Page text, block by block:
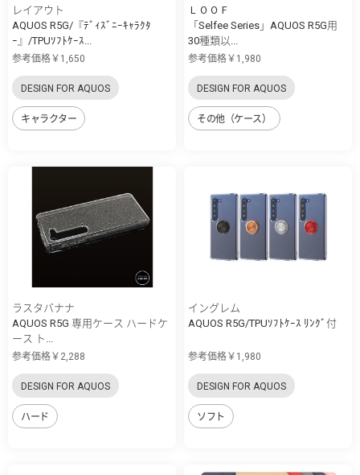
レイアウト
AQUOS R5G/『ﾃﾞｨｽﾞﾆｰｷｬﾗｸﾀ
ｰ』/TPUｿﾌﾄｹｰｽ...
参考価格￥1,650
DESIGN FOR AQUOS
キャラクター
ＬＯＯＦ
「Selfee Series」AQUOS R5G用
30種類以...
参考価格￥1,980
DESIGN FOR AQUOS
その他（ケース）
ラスタバナナ
AQUOS R5G 専用ケース ハードケ
ース ト...
参考価格￥2,288
DESIGN FOR AQUOS
ハード
イングレム
AQUOS R5G/TPUｿﾌﾄｹｰｽ ﾘﾝｸﾞ付
参考価格￥1,980
DESIGN FOR AQUOS
ソフト